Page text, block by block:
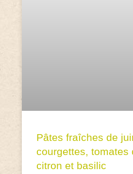
Pâtes fraîches de
courgettes, tomates
citron et basilic